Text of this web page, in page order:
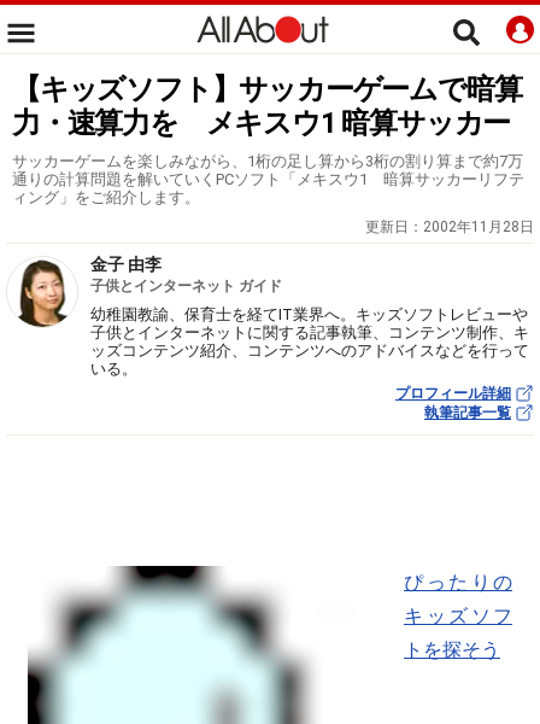
【キッズソフト】サッカーゲームで暗算
力・速算力を メキスウ1 暗算サッカー
サッカーゲームを楽しみながら、1桁の足し算から3桁の割り算まで約7万
通りの計算問題を解いていくPCソフト「メキスウ1 暗算サッカーリフテ
ィング」をご紹介します。
更新日： 2002年11月28日
金子 由李
子供とインターネット ガイド
幼稚園教諭、保育士を経てIT業界へ。キッズソフトレビューや
子供とインターネットに関する記事執筆、コンテンツ制作、キ
ッズコンテンツ紹介、コンテンツへのアドバイスなどを行って
いる。
プロフィール詳細
執筆記事一覧
ぴったりの
キッズソフ
トを探そう